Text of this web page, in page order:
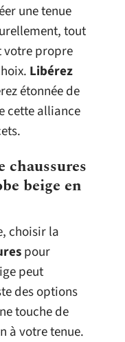
une tenue
tout
votre propre
Libérez
étonnée de
cette alliance
chaussures
beige en
choisir la
pour
peut
des options
touche de
à votre tenue.